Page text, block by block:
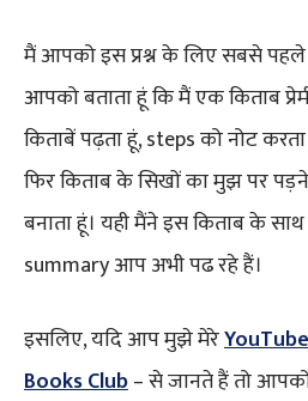
मैं आपको इस प्रश्न के लिए सबसे
आपको बताता हूं कि मैं एक किताब
किताबें पढ़ता हूं, steps को नोट
फिर किताब के सिखों का मुझ पर
बनाता हूं। यही मैंने इस किताब के
summary आप अभी पढ रहे हैं।
इसलिए, यदि आप मुझे मेरे
Books Club– से जानते हैं तो